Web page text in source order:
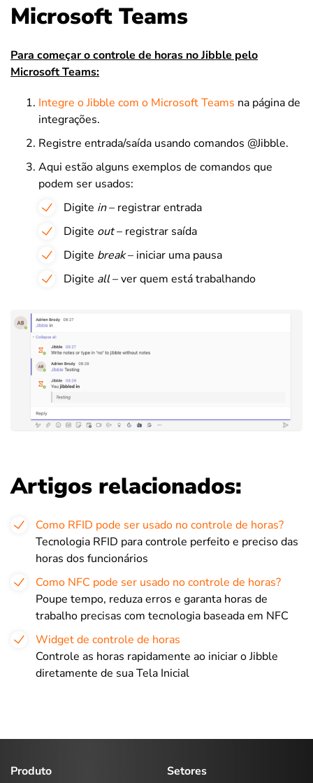
Microsoft Teams
Para começar o controle de horas no Jibble pelo
Microsoft Teams:
Integre o Jibble com o Microsoft Teams na página de
integrações.
Registre entrada/saída usando comandos @Jibble.
Aqui estão alguns exemplos de comandos que
podem ser usados:
Digite in– registrar entrada
Digite out– registrar saída
Digite break– iniciar uma pausa
Digite all– ver quem está trabalhando
Artigos relacionados:
Como RFID pode ser usado no controle de horas?
Tecnologia RFID para controle perfeito e preciso das
horas dos funcionários
Como NFC pode ser usado no controle de horas?
Poupe tempo, reduza erros e garanta horas de
trabalho precisas com tecnologia baseada em NFC
Widget de controle de horas
Controle as horas rapidamente ao iniciar o Jibble
diretamente de sua Tela Inicial
Produto
Setores